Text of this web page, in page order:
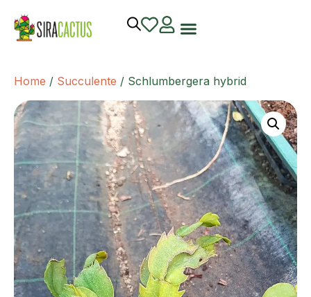
Home / Succulente / Schlumbergera hybrid